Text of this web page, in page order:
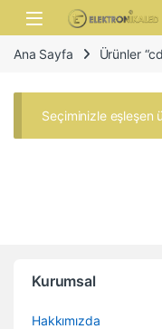
Skip to navigation
Skip to content
Open
Ana Sayfa Ürünler
Seçiminizle eşleşen
Kurumsal
Hakkımızda